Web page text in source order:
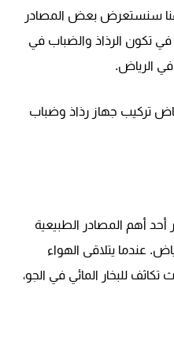
سنستعرض بعض المصادر
في تكون الرذاذ والضباب في
الرياض.
تركيب جهاز رذاذ وضباب
أهم المصادر الطبيعية
عندما يتلاقى الهواء
للبخار المائي في الجو،